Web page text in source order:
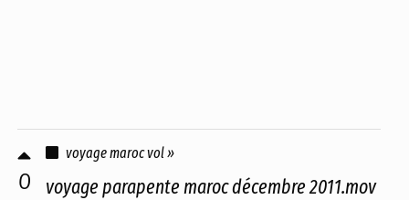
0
voyage maroc vol »
voyage parapente maroc décembre 2011.mov